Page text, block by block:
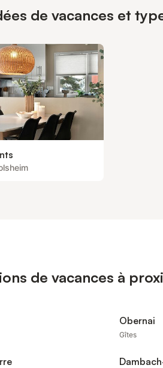
de vacances et
de vacances à
Obernai
Gîtes